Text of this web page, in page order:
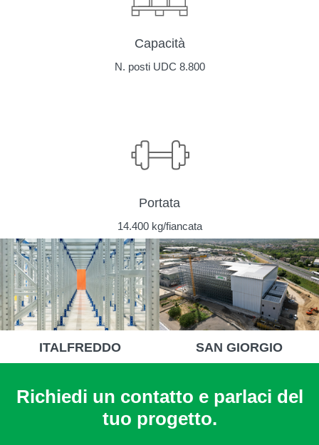
Capacità
N. posti UDC 8.800
Portata
14.400 kg/fiancata
ITALFREDDO SAN GIORGIO
Richiedi un contatto e parlaci del
tuo progetto.